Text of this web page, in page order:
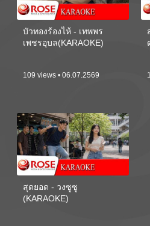
บัวทองร้องไห้ - เทพพร
เพชรอุบล(KARAOKE)
109 views • 06.07.2569
สุดยอด - วงซูซู
(KARAOKE)